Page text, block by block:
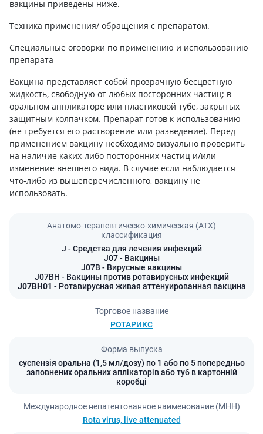
вакцины приведены ниже.
Техника применения/ обращения с препаратом.
Специальные оговорки по применению и использованию
препарата
Вакцина представляет собой прозрачную бесцветную
жидкость, свободную от любых посторонних частиц; в
оральном аппликаторе или пластиковой тубе, закрытых
защитным колпачком. Препарат готов к использованию
(не требуется его растворение или разведение). Перед
применением вакцину необходимо визуально проверить
на наличие каких-либо посторонних частиц и/или
изменение внешнего вида. В случае если наблюдается
что-либо из вышеперечисленного, вакцину не
использовать.
Анатомо-терапевтическо-химическая (АТХ)
классификация
J - Средства для лечения инфекций
J07- Вакцины
J07B - Вирусные вакцины
J07BH - Вакцины против ротавирусных инфекций
J07BH01 - Ротавирусная живая аттенуированная вакцина
Торговое название
РОТАРИКС
Форма выпуска
суспензія оральна (1,5 мл/дозу) по 1 або по 5 попередньо
заповнених оральних аплікаторів або туб в картонній
коробці
Международное непатентованное наименование (МНН)
Rota virus, live attenuated